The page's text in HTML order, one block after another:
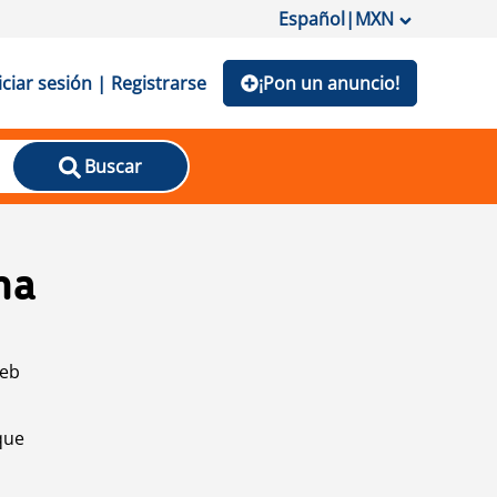
Español|MXN
sesión | Registrarse ¡Pon un anuncio!
Buscar